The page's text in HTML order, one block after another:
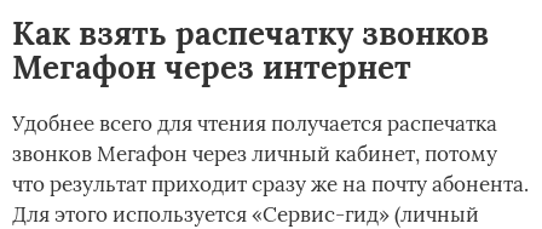
Как взять распечатку звонков
Мегафон через интернет
Удобнее всего для чтения получается распечатка
звонков Мегафон через личный кабинет, потому
что результат приходит сразу же на почту абонента.
Для этого используется «Сервис-гид» (личный